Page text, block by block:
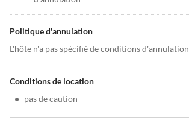
Politique d'annulation
L'hôte n'a pas spécifié de conditions d'annulation
Conditions de location
• pas de caution